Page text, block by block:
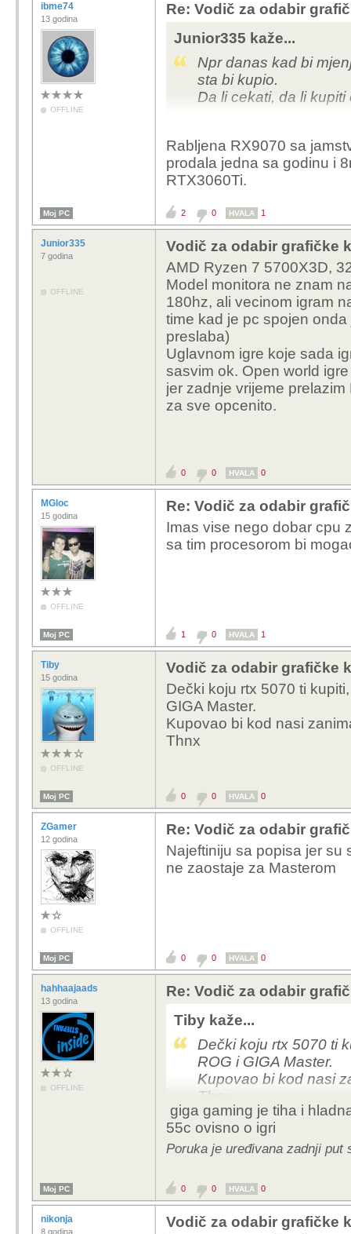
ibme74
13 godina
OFFLINE
Re: Vodič za odabir
Junior335 kaže...
Npr danas kad bi
sta bi kupio.
Da li cekati, da li
dan.... pa onda 2mj
Tako da ni ne znam
Rabljena RX9070 sa
prodala jedna sa godinu i
RTX3060Ti.
Moj PC 2 0 HVALA 1
Junior335
7 godina
OFFLINE
Vodič za odabir grafičke
AMD Ryzen 7 5700X3D,
Model monitora ne znam
180hz, ali vecinom igram
time kad je pc spojen
preslaba)
Uglavnom igre koje sada
sasvim ok. Open world
jer zadnje vrijeme
za sve opcenito.
0 0 HVALA 0
MGloc
15 godina
OFFLINE
Re: Vodič za odabir
Imas vise nego dobar cpu
sa tim procesorom bi
Moj PC 1 0 HVALA 1
Tiby
15 godina
OFFLINE
Vodič za odabir grafičke
Dečki koju rtx 5070 ti
GIGA Master.
Kupovao bi kod nasi
Thnx
Moj PC 0 0 HVALA 0
ZGamer
12 godina
OFFLINE
Re: Vodič za odabir
Najeftiniju sa popisa jer su
ne zaostaje za Masterom
Moj PC 0 0 HVALA 0
hahhaajaads
13 godina
OFFLINE
Re: Vodič za odabir
Tiby kaže...
Dečki koju rtx 5070 ti
ROG i GIGA Master.
Kupovao bi kod nasi
Thnx
giga gaming je tiha i
55c ovisno o igri
Poruka je uređivana zadnji put
Moj PC 0 0 HVALA 0
nikonja
8 godina
Vodič za odabir grafičke